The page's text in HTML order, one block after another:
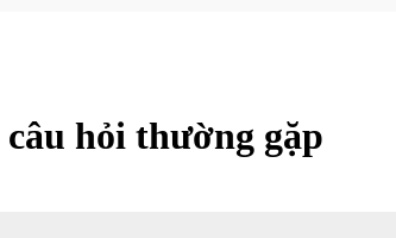
câu hỏi thường gặp